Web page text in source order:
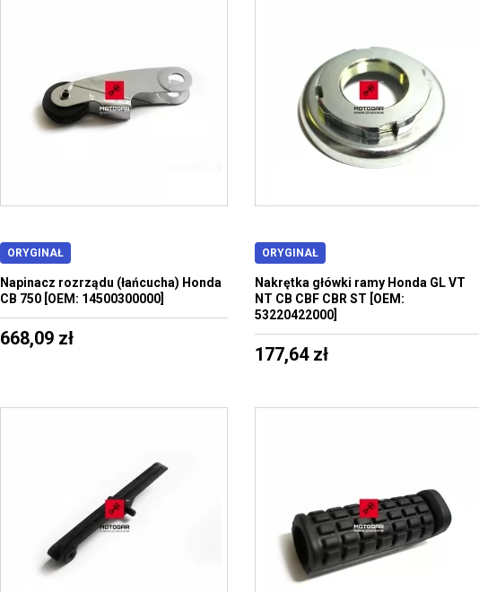
ORYGINAŁ
Napinacz rozrządu (łańcucha) Honda
CB 750 [OEM: 14500300000]
668,09 zł
ORYGINAŁ
Nakrętka główki ramy Honda GL VT
NT CB CBF CBR ST [OEM:
53220422000]
177,64 zł